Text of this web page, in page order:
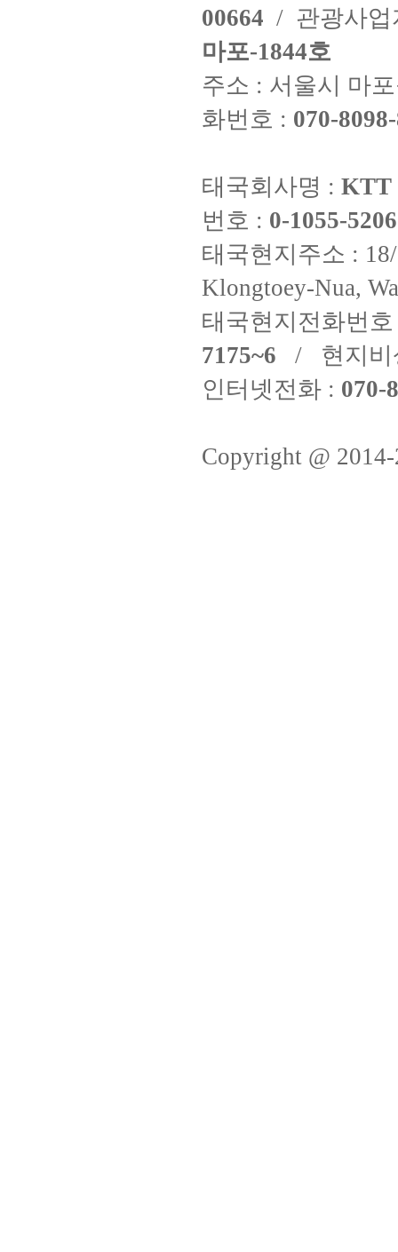
00664 / 관광사
마포-1844호
주소 : 서울시 마
화번호 : 070-
태국회사명 : KTT
번호 : 0-1055-
태국현지주소 :
Klongtoey-Nua,
태국현지전화번
7175~6 / 현지비
인터넷전화 : 070-
Copyright @